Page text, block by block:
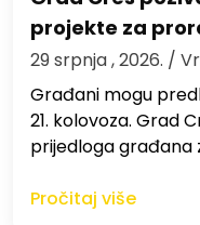
projekte za
29 srpnja , 2026. /
Građani mogu
21. kolovoza. Grad
prijedloga građana
Pročitaj više